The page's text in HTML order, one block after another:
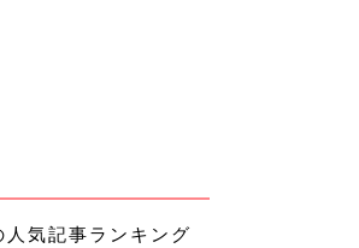
助手席に乗ってみたかった。大学生になっ
に行くよ～』と言ってくれた時は思わずガ
気記事ランキング